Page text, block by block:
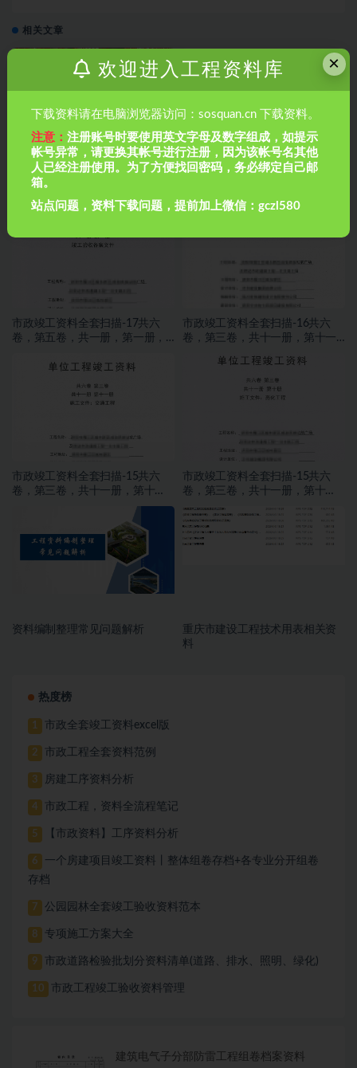
相关文章
市政管道排水工程如何做闭水试
验？市政管道排水工程如何做闭
水试验？
市政竣工资料全套扫描-18共六
市政竣工资料全套扫描-17共六
卷，第五卷，共一册，第一册，
市政竣工资料全套扫描-16共六
卷，第三卷，共十一册，第十一
市政竣工资料全套扫描-15共六
卷，第三卷，共十一册，第十
市政竣工资料全套扫描-15共六
卷，第三卷，共十一册，第十
册，施工文件，亮化工程
资料编制整理常见问题解析
重庆市建设工程技术用表相关资
料
热度榜
1 市政全套竣工资料excel版
2 市政工程全套资料范例
3 房建工序资料分析
4 市政工程，资料全流程笔记
5 【市政资料】工序资料分析
6
一个房建项目竣工资料丨整体组卷存档+各专业分开组卷
存档
7 公园园林全套竣工验收资料范本
8 专项施工方案大全
9 市政道路检验批划分资料清单(道路、排水、照明、绿化)
10 市政工程竣工验收资料管理
建筑电气子分部防雷工程组卷档案资料
×
欢迎进入工程资料库
下载资料请在电脑浏览器访问：sosquan.cn 下载资料。
注意：注册账号时要使用英文字母及数字组成，如提示
帐号异常，请更换其帐号进行注册，因为该帐号名其他
人已经注册使用。为了方便找回密码，务必绑定自己邮
箱。
站点问题，资料下载问题，提前加上微信：gczl580